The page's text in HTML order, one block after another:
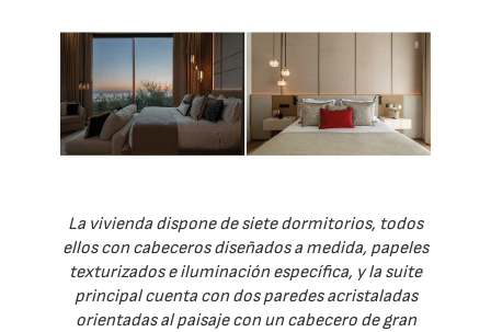
La vivienda dispone de siete dormitorios, todos
ellos con cabeceros diseñados a medida, papeles
texturizados e iluminación específica, y la suite
principal cuenta con dos paredes acristaladas
orientadas al paisaje con un cabecero de gran